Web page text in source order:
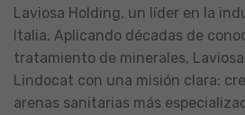
Laviosa Holding, un líder en la
Italia. Aplicando décadas de
tratamiento de minerales,
Lindocat con una misión clara:
arenas sanitarias más